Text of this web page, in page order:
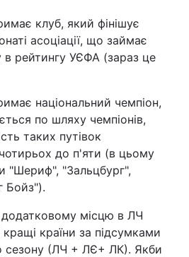
клуб, який фінішує
асоціації, що займає
в рейтингу УЄФА (зараз це
національний чемпіон,
по шляху чемпіонів,
таких путівок
до п'яти (в цьому
"Шериф", "Зальцбург",
Бойз").
місцю в ЛЧ
країни за підсумками
сезону (ЛЧ + ЛЄ+ ЛК). Якби